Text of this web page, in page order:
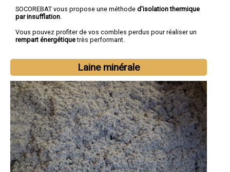
SOCOREBAT vous propose une méthode d'isolation thermique
par insufflation.
Vous pouvez profiter de vos combles perdus pour réaliser un
rempart énergétiquetrès performant.
Laine minérale